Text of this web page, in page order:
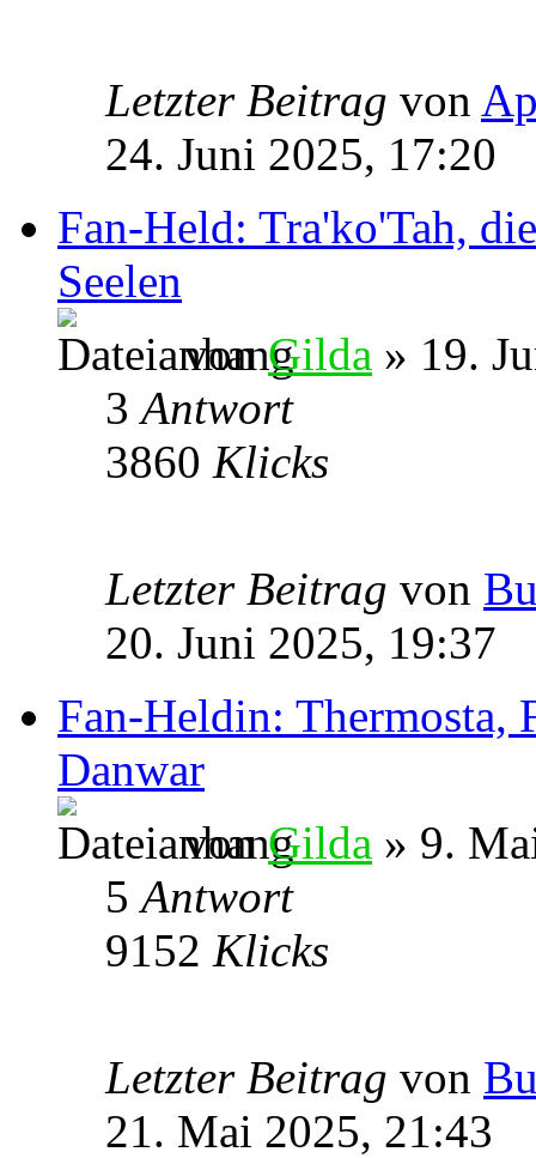
Letzter Beitrag von
24. Juni 2025, 17:20
Fan-Held: Tra'ko'Tah,
Seelen
vonGilda » 19.
3Antwort
3860 Klicks
Letzter Beitrag von
20. Juni 2025, 19:37
Fan-Heldin: Thermosta,
Danwar
vonGilda » 9.
5Antwort
9152 Klicks
Letzter Beitrag von
21. Mai 2025, 21:43